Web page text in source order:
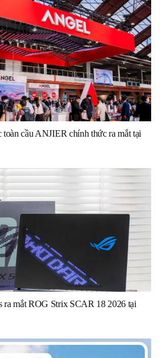
cầu ANJIER chính thức ra mắt tại
ra mắt ROG Strix SCAR 18 2026 tại